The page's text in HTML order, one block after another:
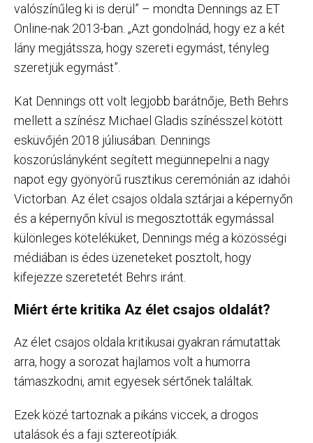
valószínűleg ki is derül” – mondta Dennings az ET
Online-nak 2013-ban. „Azt gondolnád, hogy ez a két
lány megjátssza, hogy szereti egymást, tényleg
szeretjük egymást”.
Kat Dennings ott volt legjobb barátnője, Beth Behrs
mellett a színész Michael Gladis színésszel kötött
esküvőjén 2018 júliusában. Dennings
koszorúslányként segített megünnepelni a nagy
napot egy gyönyörű rusztikus ceremónián az idahói
Victorban. Az élet csajos oldala sztárjai a képernyőn
és a képernyőn kívül is megosztották egymással
különleges köteléküket, Dennings még a közösségi
médiában is édes üzeneteket posztolt, hogy
kifejezze szeretetét Behrs iránt.
Miért érte kritika Az élet csajos oldalát?
Az élet csajos oldala kritikusai gyakran rámutattak
arra, hogy a sorozat hajlamos volt a humorra
támaszkodni, amit egyesek sértőnek találtak.
Ezek közé tartoznak a pikáns viccek, a drogos
utalások és a faji sztereotípiák.